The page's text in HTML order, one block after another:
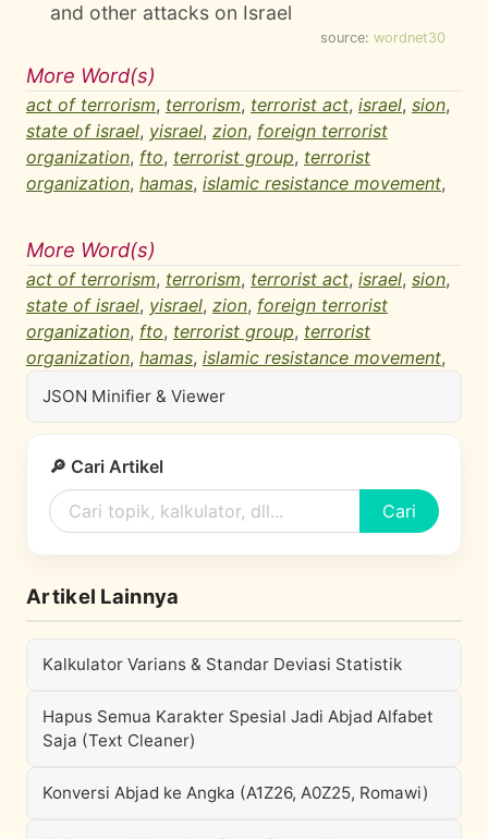
and other attacks on Israel
source: wordnet30
More Word(s)
act of terrorism, terrorism, terrorist act, israel, sion,
state of israel, yisrael, zion, foreign terrorist
organization, fto, terrorist group, terrorist
organization, hamas, islamic resistance movement,
More Word(s)
act of terrorism, terrorism, terrorist act, israel, sion,
state of israel, yisrael, zion, foreign terrorist
organization, fto, terrorist group, terrorist
organization, hamas, islamic resistance movement,
JSON Minifier & Viewer
🔎 Cari Artikel
Cari
Artikel Lainnya
Kalkulator Varians & Standar Deviasi Statistik
Hapus Semua Karakter Spesial Jadi Abjad Alfabet
Saja (Text Cleaner)
Konversi Abjad ke Angka (A1Z26, A0Z25, Romawi)